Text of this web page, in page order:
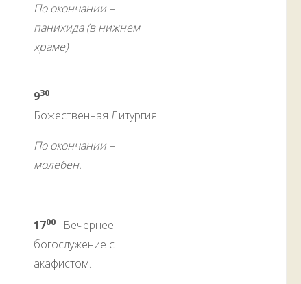
По окончании –
панихида (в нижнем
храме)
930–
Божественная Литургия.
По окончании –
молебен.
1700–Вечернее
богослужение с
акафистом.